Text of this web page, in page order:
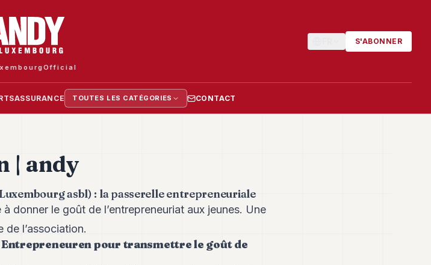
S'ABONNER
ASSURANCE TOUTES LES CATÉGORIES CONTACT
| andy
asbl) : la passerelle entrepreneuriale
donner le goût de l’entrepreneuriat aux jeunes. Une
l’association.
pour transmettre le goût de